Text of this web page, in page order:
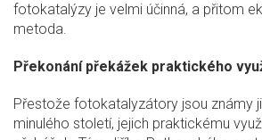
fotokatalýzy je velmi účinná, a přitom
metoda.
Překonání překážek praktického
Přestože fotokatalyzátory jsou známy
minulého století, jejich praktickému